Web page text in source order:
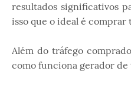
resultados significativos
isso que o ideal é comprar
Além do tráfego
como funciona gerador